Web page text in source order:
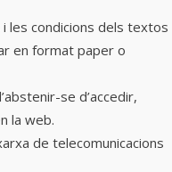
les condicions dels textos
en format paper o
se d’accedir,
la web.
de telecomunicacions